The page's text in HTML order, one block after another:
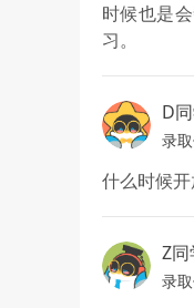
时候也是
习。
D
录
什么时候
Z同
录